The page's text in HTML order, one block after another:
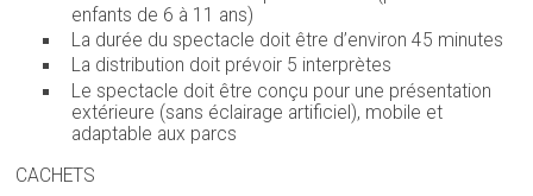
enfants de 6 à 11 ans)
La durée du spectacle doit être d’environ 45 minutes
La distribution doit prévoir 5 interprètes
Le spectacle doit être conçu pour une présentation
extérieure (sans éclairage artificiel), mobile et
adaptable aux parcs
CACHETS